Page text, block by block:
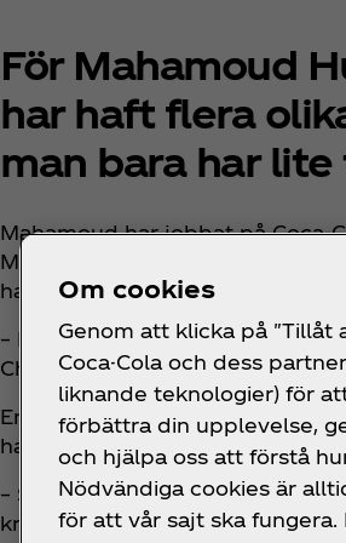
För Mahamoud
har haft flera
man bara har
Mahamoud har jobbat på
Mahamoud berättar att när han
han tycker att det finns en bra
– Ibland behöver man hjälp för
Cheferna lyssnar och det hela
En av de saker som ingår i
han, inte minst på lagret där
– Säkerheten här är hög och vi
kring säkerhetsarbetet, säger
Om cookies
Genom att klicka på
Coca-Cola och dess
liknande teknologier) för
förbättra din upplevelse,
och hjälpa oss att förstå
Nödvändiga cookies är
för att vår sajt ska